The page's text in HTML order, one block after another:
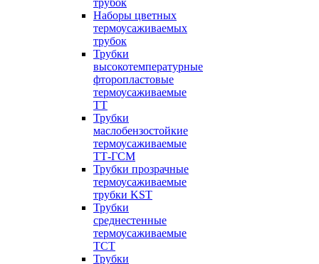
трубок
Наборы цветных
термоусаживаемых
трубок
Трубки
высокотемпературные
фторопластовые
термоусаживаемые
ТТ
Трубки
маслобензостойкие
термоусаживаемые
ТТ-ГСМ
Трубки прозрачные
термоусаживаемые
трубки KST
Трубки
среднестенные
термоусаживаемые
ТСТ
Трубки